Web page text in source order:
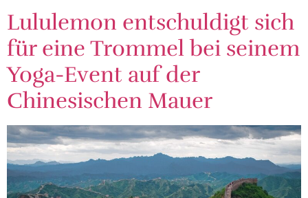
Lululemon entschuldigt sich
für eine Trommel bei seinem
Yoga-Event auf der
Chinesischen Mauer